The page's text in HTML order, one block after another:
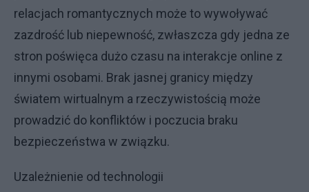
relacjach romantycznych może to wywoływać
zazdrość lub niepewność, zwłaszcza gdy jedna ze
stron poświęca dużo czasu na interakcje online z
innymi osobami. Brak jasnej granicy między
światem wirtualnym a rzeczywistością może
prowadzić do konfliktów i poczucia braku
bezpieczeństwa w związku.
Uzależnienie od technologii